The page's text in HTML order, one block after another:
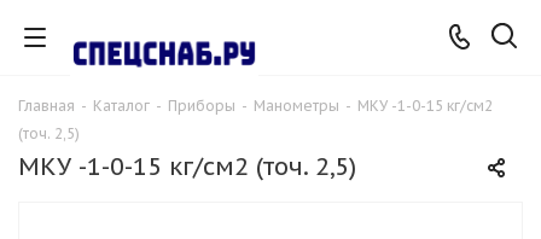
Главная - Каталог - Приборы - Манометры - МКУ -1-0-15 кг/см2
(точ. 2,5)
МКУ -1-0-15 кг/см2 (точ. 2,5)